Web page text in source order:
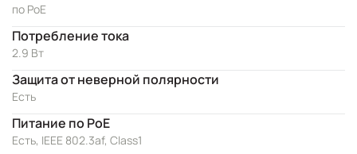
по PoE
Потребление тока
2.9 Вт
Защита от неверной полярности
Есть
Питание по PoE
Есть, IEEE 802.3af, Class1